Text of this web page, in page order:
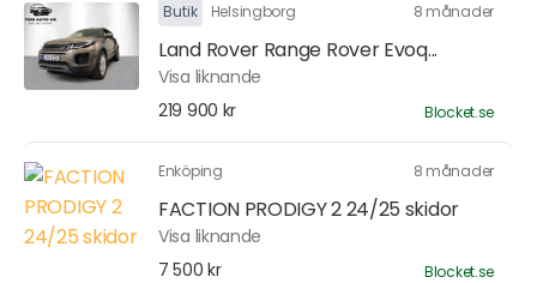
Butik Helsingborg 8 månader
Land Rover Range Rover Evoq...
Visa liknande
219 900 kr
Blocket.se
Enköping 8 månader
FACTION PRODIGY 2 24/25 skidor
Visa liknande
7 500 kr
Blocket.se